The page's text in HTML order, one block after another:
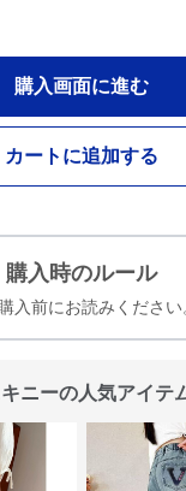
購入画面に進む
カートに追加する
購入時のルール
入前にお読みください
ニーの人気アイテ